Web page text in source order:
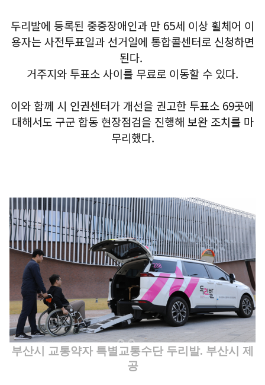
두리발에 등록된 중증장애인과 만 65세 이상 휠체어 이
용자는 사전투표일과 선거일에 통합콜센터로 신청하면
된다.
거주지와 투표소 사이를 무료로 이동할 수 있다.
이와 함께 시 인권센터가 개선을 권고한 투표소 69곳에
대해서도 구군 합동 현장점검을 진행해 보완 조치를 마
무리했다.
부산시 교통약자 특별교통수단 두리발. 부산시 제
공